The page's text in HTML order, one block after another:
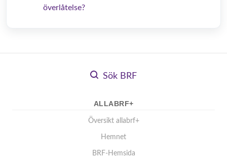
överlåtelse?
Sök BRF
ALLABRF+
Översikt allabrf+
Hemnet
BRF-Hemsida